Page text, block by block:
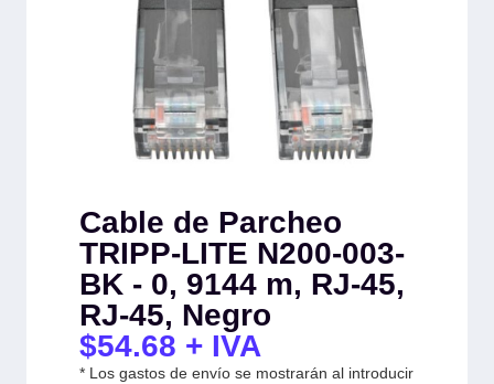
Cable de Parcheo
TRIPP-LITE N200-003-
BK - 0, 9144 m, RJ-45,
RJ-45, Negro
$54.68 + IVA
* Los gastos de envío se mostrarán al introducir